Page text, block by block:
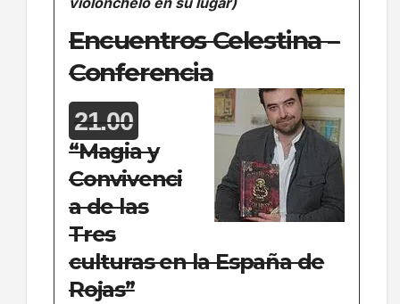
Encuentros Celestina –
Conferencia
21.00
“Magia y
Convivenci
a de las
Tres
culturas en la España de
Rojas”